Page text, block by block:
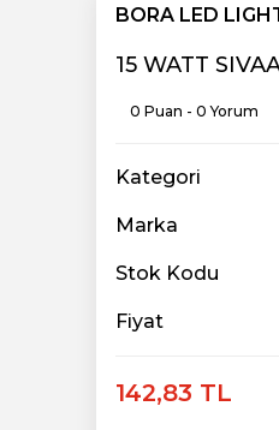
BORA LED
15 WATT
0 Puan - 0 Yorum
Kategori
Marka
Stok Kodu
Fiyat
142,83 TL